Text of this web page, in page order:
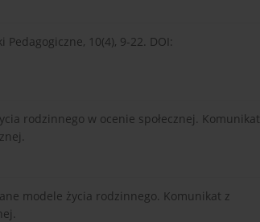
10(4), 9-22. DOI:
rodzinnego w ocenie społecznej. Komunikat
modele życia rodzinnego. Komunikat z